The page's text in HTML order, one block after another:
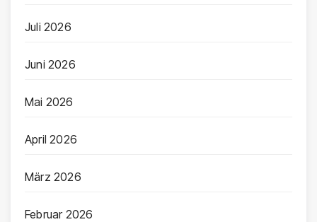
Juli 2026
Juni 2026
Mai 2026
April 2026
März 2026
Februar 2026